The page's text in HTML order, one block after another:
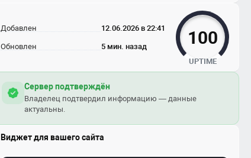
Добавлен 12.06.2026 в 22:41
Обновлен 5 мин. назад 100
UPTIME
Сервер подтверждён
Владелец подтвердил информацию — данные
актуальны.
Виджет для вашего сайта